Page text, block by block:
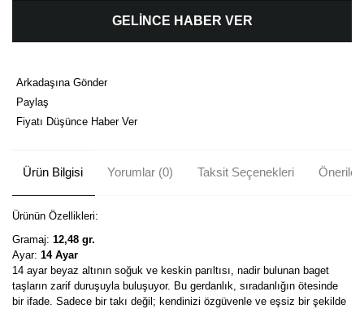
GELİNCE HABER VER
Arkadaşına Gönder
Paylaş
Fiyatı Düşünce Haber Ver
Ürün Bilgisi Yorumlar (0) Taksit Seçenekleri
Ürünün Özellikleri:
Gramaj: 12,48 gr.
Ayar: 14 Ayar
14 ayar beyaz altının soğuk ve keskin parıltısı, nadir bulunan baget
taşların zarif duruşuyla buluşuyor. Bu gerdanlık, sıradanlığın ötesinde
bir ifade. Sadece bir takı değil; kendinizi özgüvenle ve eşsiz bir şekilde